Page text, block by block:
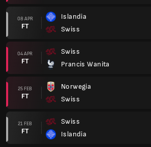
08 APR
FT
Islandia
Swiss
04 APR
FT
Swiss
Prancis Wanita
25 FEB
FT
Norwegia
Swiss
21 FEB
FT
Swiss
Islandia